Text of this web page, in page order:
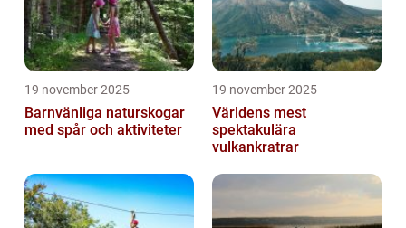
19 november 2025
Barnvänliga naturskogar
med spår och aktiviteter
19 november 2025
Världens mest
spektakulära
vulkankratrar